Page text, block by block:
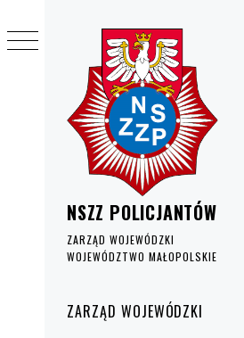
NSZZ POLICJANTÓW
ZARZĄD WOJEWÓDZKI
WOJEWÓDZTWO MAŁOPOLSKIE
główneZARZĄD WOJEWÓDZKI